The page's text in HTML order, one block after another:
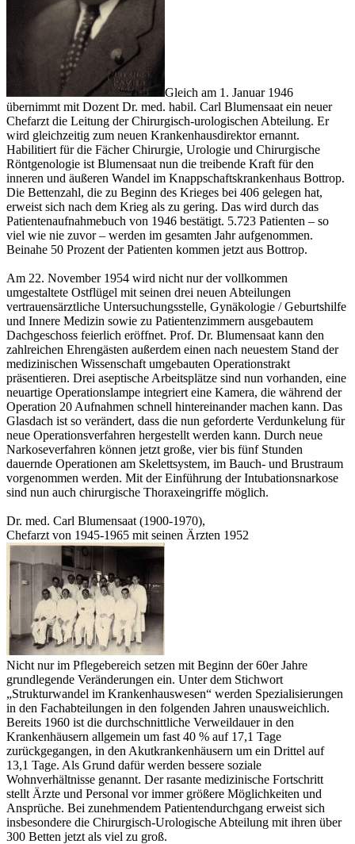
Gleich am 1. Januar 1946
übernimmt mit Dozent Dr. med. habil. Carl Blumensaat ein neuer
Chefarzt die Leitung der Chirurgisch-urologischen Abteilung. Er
wird gleichzeitig zum neuen Krankenhausdirektor ernannt.
Habilitiert für die Fächer Chirurgie, Urologie und Chirurgische
Röntgenologie ist Blumensaat nun die treibende Kraft für den
inneren und äußeren Wandel im Knappschaftskrankenhaus Bottrop.
Die Bettenzahl, die zu Beginn des Krieges bei 406 gelegen hat,
erweist sich nach dem Krieg als zu gering. Das wird durch das
Patientenaufnahmebuch von 1946 bestätigt. 5.723 Patienten – so
viel wie nie zuvor – werden im gesamten Jahr aufgenommen.
Beinahe 50 Prozent der Patienten kommen jetzt aus Bottrop.
Am 22. November 1954 wird nicht nur der vollkommen
umgestaltete Ostflügel mit seinen drei neuen Abteilungen
vertrauensärztliche Untersuchungsstelle, Gynäkologie / Geburtshilfe
und Innere Medizin sowie zu Patientenzimmern ausgebautem
Dachgeschoss feierlich eröffnet. Prof. Dr. Blumensaat kann den
zahlreichen Ehrengästen außerdem einen nach neuestem Stand der
medizinischen Wissenschaft umgebauten Operationstrakt
präsentieren. Drei aseptische Arbeitsplätze sind nun vorhanden, eine
neuartige Operationslampe integriert eine Kamera, die während der
Operation 20 Aufnahmen schnell hintereinander machen kann. Das
Glasdach ist so verändert, dass die nun geforderte Verdunkelung für
neue Operationsverfahren hergestellt werden kann. Durch neue
Narkoseverfahren können jetzt große, vier bis fünf Stunden
dauernde Operationen am Skelettsystem, im Bauch- und Brustraum
vorgenommen werden. Mit der Einführung der Intubationsnarkose
sind nun auch chirurgische Thoraxeingriffe möglich.
Dr. med. Carl Blumensaat (1900-1970),
Chefarzt von 1945-1965 mit seinen Ärzten 1952
Nicht nur im Pflegebereich setzen mit Beginn der 60er Jahre
grundlegende Veränderungen ein. Unter dem Stichwort
„Strukturwandel im Krankenhauswesen“ werden Spezialisierungen
in den Fachabteilungen in den folgenden Jahren unausweichlich.
Bereits 1960 ist die durchschnittliche Verweildauer in den
Krankenhäusern allgemein um fast 40 % auf 17,1 Tage
zurückgegangen, in den Akutkrankenhäusern um ein Drittel auf
13,1 Tage. Als Grund dafür werden bessere soziale
Wohnverhältnisse genannt. Der rasante medizinische Fortschritt
stellt Ärzte und Personal vor immer größere Möglichkeiten und
Ansprüche. Bei zunehmendem Patientendurchgang erweist sich
insbesondere die Chirurgisch-Urologische Abteilung mit ihren über
300 Betten jetzt als viel zu groß.